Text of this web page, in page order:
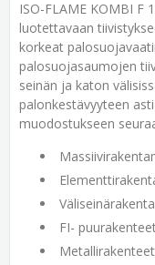
ISO-FLAME KOMBI F
luotettavaan
korkeat
palosuojasaumojen
seinän ja katon
palonkestävyyteen
muodostukseen
FI-